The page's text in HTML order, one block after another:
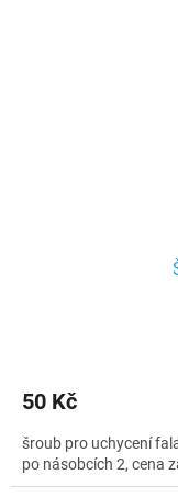
50 Kč
šroub pro uchycení
po násobcích 2, cena